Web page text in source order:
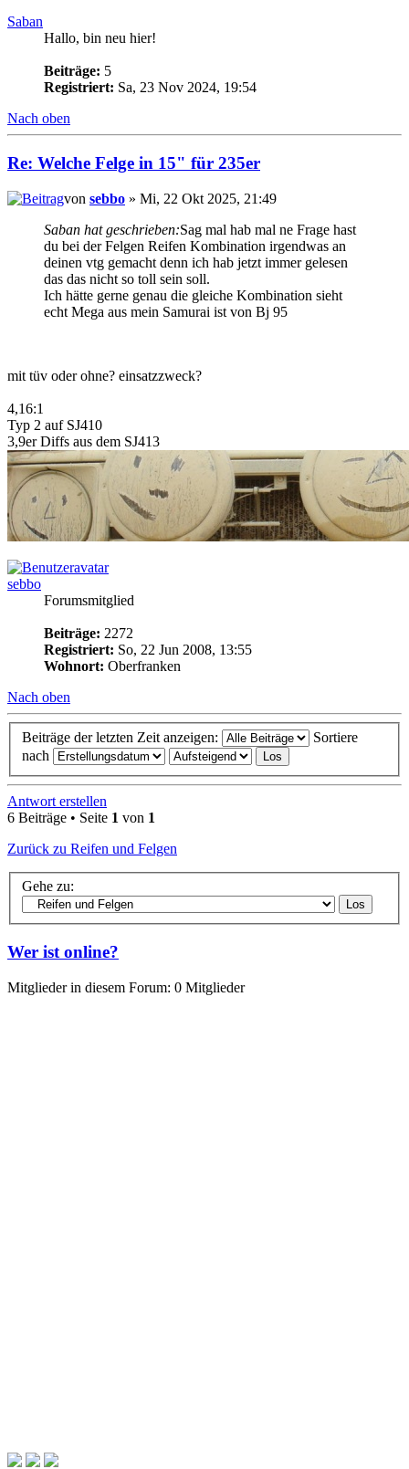
Saban
Hallo, bin neu hier!
Beiträge: 5
Registriert: Sa, 23 Nov 2024, 19:54
Nach oben
Re: Welche Felge in 15" für 235er
von sebbo » Mi, 22 Okt 2025, 21:49
Saban hat geschrieben:Sag mal hab mal ne Frage hast
du bei der Felgen Reifen Kombination irgendwas an
deinen vtg gemacht denn ich hab jetzt immer gelesen
das das nicht so toll sein soll.
Ich hätte gerne genau die gleiche Kombination sieht
echt Mega aus mein Samurai ist von Bj 95
mit tüv oder ohne? einsatzzweck?
4,16:1
Typ 2 auf SJ410
3,9er Diffs aus dem SJ413
sebbo
Forumsmitglied
Beiträge: 2272
Registriert: So, 22 Jun 2008, 13:55
Wohnort: Oberfranken
Nach oben
Beiträge der letzten Zeit anzeigen:
Sortiere
nach
Antwort erstellen
6 Beiträge • Seite 1 von 1
Zurück zu Reifen und Felgen
Gehe zu:
Wer ist online?
Mitglieder in diesem Forum: 0 Mitglieder